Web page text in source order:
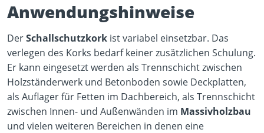
Anwendungshinweise
DerSchallschutzkork ist variabel einsetzbar. Das
verlegen des Korks bedarf keiner zusätzlichen Schulung.
Er kann eingesetzt werden als Trennschicht zwischen
Holzständerwerk und Betonboden sowie Deckplatten,
als Auflager für Fetten im Dachbereich, als Trennschicht
zwischen Innen- und Außenwänden im Massivholzbau
und vielen weiteren Bereichen in denen eine